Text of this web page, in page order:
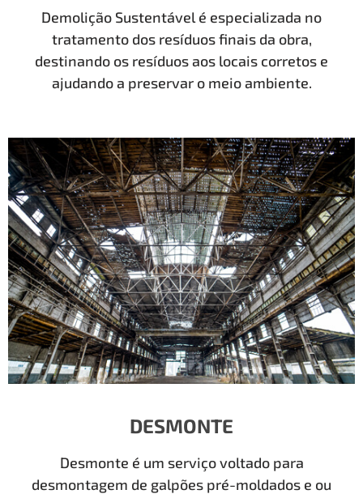
Demolição Sustentável é especializada no
tratamento dos resíduos finais da obra,
destinando os resíduos aos locais corretos e
ajudando a preservar o meio ambiente.
DESMONTE
Desmonte é um serviço voltado para
desmontagem de galpões pré-moldados e ou